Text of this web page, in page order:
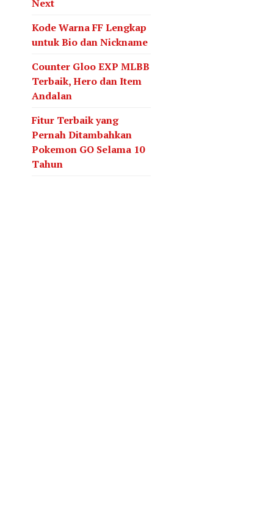
Next
Kode Warna FF Lengkap
untuk Bio dan Nickname
Counter Gloo EXP MLBB
Terbaik, Hero dan Item
Andalan
Fitur Terbaik yang
Pernah Ditambahkan
Pokemon GO Selama 10
Tahun